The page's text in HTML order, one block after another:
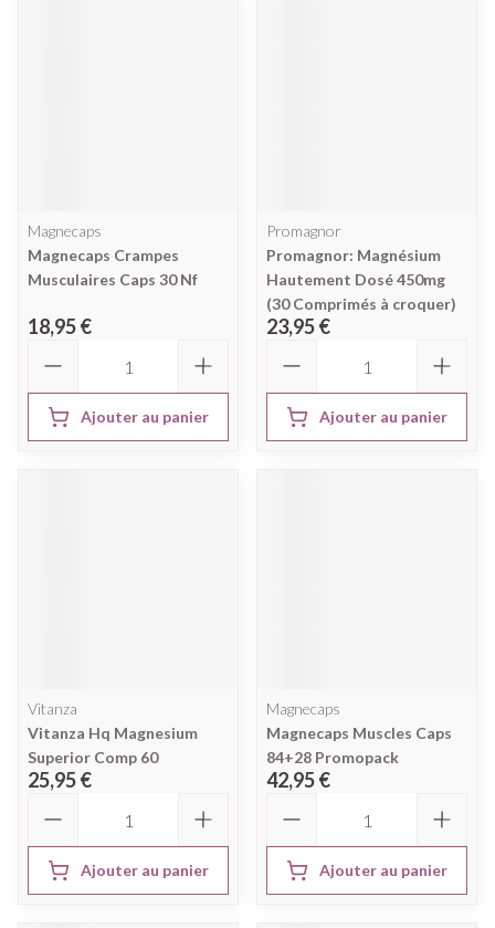
Magnecaps
Magnecaps Crampes
Musculaires Caps 30 Nf
18,95 €
Ajouter au panier
Promagnor
Promagnor: Magnésium
Hautement Dosé 450mg
(30 Comprimés à croquer)
23,95 €
Ajouter au panier
Vitanza
Vitanza Hq Magnesium
Superior Comp 60
25,95 €
Ajouter au panier
Magnecaps
Magnecaps Muscles Caps
84+28 Promopack
42,95 €
Ajouter au panier